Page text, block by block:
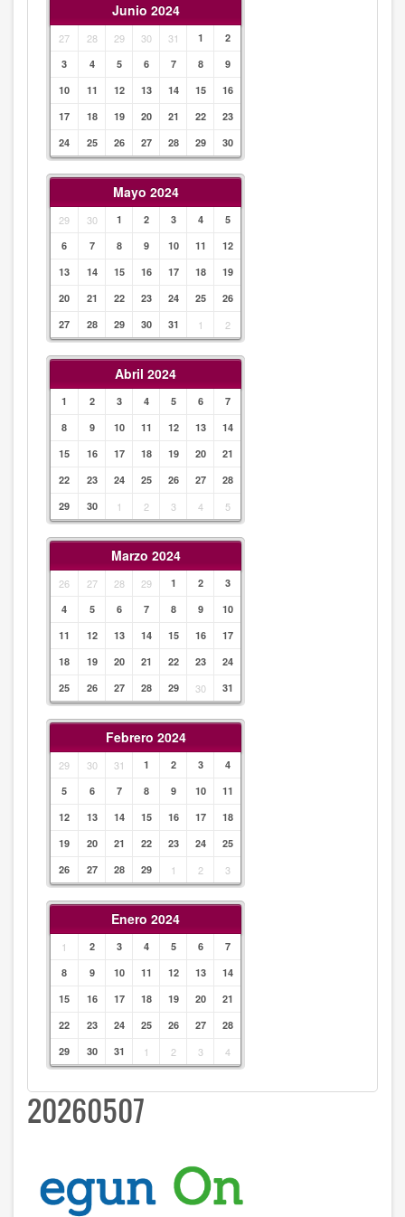
Junio 2024
27 28 29 30 31 1
2
3
4 5 6 7 8
9
10
11 12 13 14 15
16
17
18 19 20 21 22
23
24
25 26 27 28 29 30
Mayo 2024
29 30 1 2 3 4
5
6
7 8 9 10 11
12
13
14 15 16 17 18
19
20
21 22 23 24 25
26
27
28 29 30 31 1 2
Abril 2024
1 2 3 4 5 6
7
8
9 10 11 12 13
14
15
16 17 18 19 20
21
22
23 24 25 26 27
28
29
30 1 2 3 4 5
Marzo 2024
26 27 28 29 1 2
3
4
5 6 7 8 9
10
11
12 13 14 15 16
17
18
19 20 21 22 23
24
25
26 27 28 29 30 31
Febrero 2024
29 30 31 1 2 3
4
5
6 7 8 9 10
11
12
13 14 15 16 17
18
19
20 21 22 23 24
25
26
27 28 29 1 2 3
Enero 2024
1 2 3 4 5 6
7
8
9 10 11 12 13
14
15
16 17 18 19 20
21
22
23 24 25 26 27
28
29
30 31 1 2 3 4
20260507